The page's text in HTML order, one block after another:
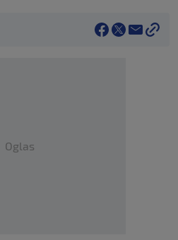
Oglas